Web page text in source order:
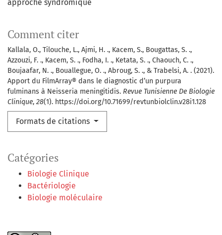
approche syndromique
Catégories
Biologie Clinique
Bactériologie
Biologie moléculaire
Comment citer
Kallala, O., Tilouche, L., Ajmi, H. ., Kacem, S., Bougattas, S. .,
Azzouzi, F. ., Kacem, S. ., Fodha, I. ., Ketata, S. ., Chaouch, C. .,
Boujaafar, N. ., Bouallegue, O. ., Abroug, S. ., & Trabelsi, A. . (2021).
Apport du FilmArray® dans le diagnostic d’un purpura
fulminans à Neisseria meningitidis. Revue Tunisienne De Biologie
Clinique, 28(1). https://doi.org/10.71699/revtunbiolclin.v28i1.128
Formats de citations